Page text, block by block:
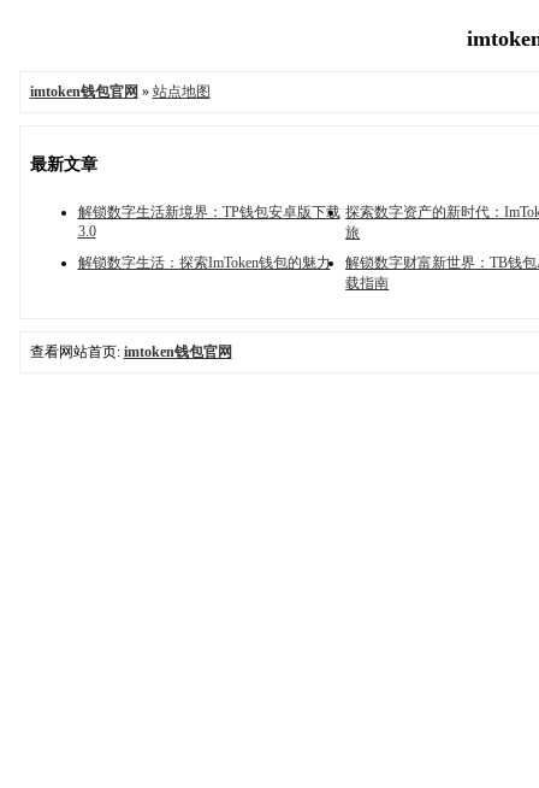
imtoken钱包官网 » 站点地图
最新文章
解锁数字生活新境界：TP钱包安卓版下载
3.0
探索数字资产的新时代：
旅
解锁数字生活：探索ImToken钱包的魅力
解锁数字财富新世界：TB钱
载指南
查看网站首页: imtoken钱包官网